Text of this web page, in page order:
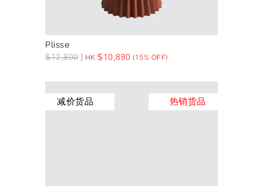
Plisse
$12,800 HK$10,880 (15% OFF)
减价货品 热销货品